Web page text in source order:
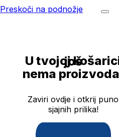
Preskoči na podnožje
U tvojoj košarici još
nema
Zaviri ovdje i otkrij puno
sjajnih prilika!